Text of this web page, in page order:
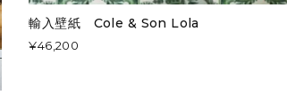
輸入壁紙 Cole & Son Lola
¥46,200